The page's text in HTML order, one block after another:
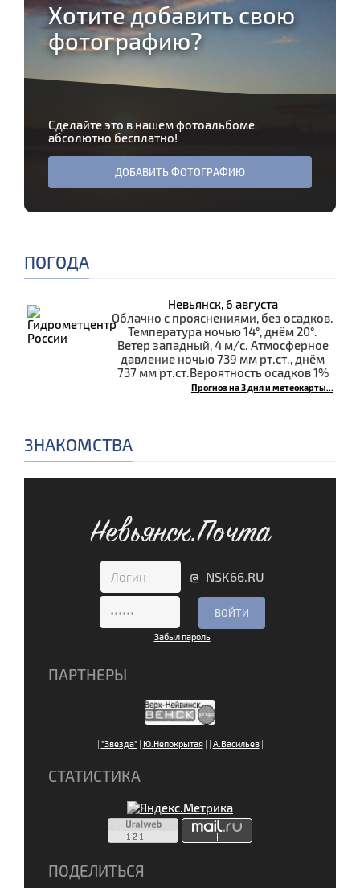
Хотите добавить свою
фотографию?
Сделайте это в нашем фотоальбоме
абсолютно бесплатно!
ДОБАВИТЬ ФОТОГРАФИЮ
ПОГОДА
Невьянск, 6 августа
Облачно с прояснениями, без осадков.
Температура ночью 14°, днём 20°.
Ветер западный, 4 м/с. Атмосферное
давление ночью 739 мм рт.ст., днём
737 мм рт.ст.Вероятность осадков 1%
Прогноз на 3 дня и метеокарты...
ЗНАКОМСТВА
Невьянск.Почта
@ NSK66.RU
Забыл пароль
ПАРТНЕРЫ
| "Звезда"| Ю.Непокрытая| | А.Васильев|
СТАТИСТИКА
ПОДЕЛИТЬСЯ